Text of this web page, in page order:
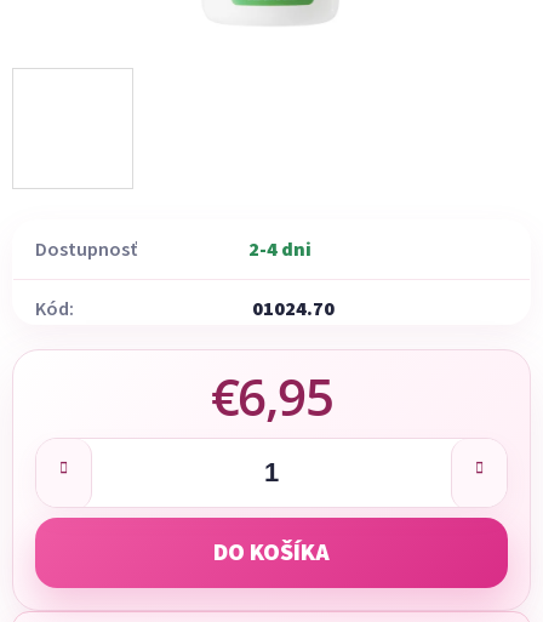
Dostupnosť 2-4 dni
Kód: 01024.70
€6,95
Jednotková cena:
DO KOŠÍKA